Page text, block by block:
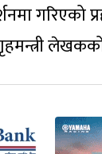
गरिएको